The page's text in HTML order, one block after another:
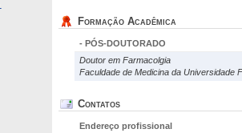
Formação Acadêmica
- PÓS-DOUTORADO
Doutor em Farmacolgia
Faculdade de Medicina da Universidade
Contatos
Endereço profissional